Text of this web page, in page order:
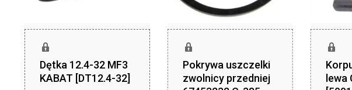
Dętka 12.4-32 MF3
KABAT [DT12.4-32]
Pokrywa uszczelki
zwolnicy przedniej
lewa